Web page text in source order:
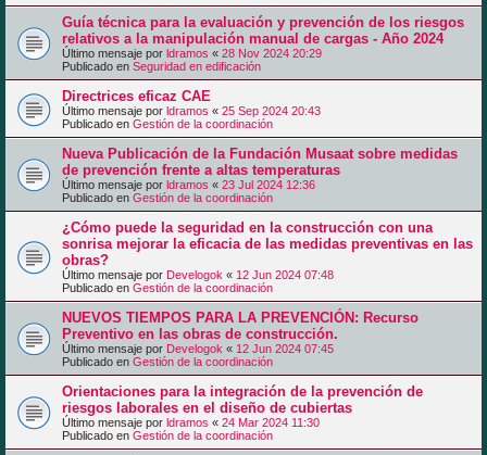
Guía técnica para la evaluación y prevención de los riesgos
relativos a la manipulación manual de cargas - Año 2024
Último mensaje por ldramos « 28 Nov 2024 20:29
Publicado en Seguridad en edificación
Directrices eficaz CAE
Último mensaje por ldramos « 25 Sep 2024 20:43
Publicado en Gestión de la coordinación
Nueva Publicación de la Fundación Musaat sobre medidas
de prevención frente a altas temperaturas
Último mensaje por ldramos « 23 Jul 2024 12:36
Publicado en Gestión de la coordinación
¿Cómo puede la seguridad en la construcción con una
sonrisa mejorar la eficacia de las medidas preventivas en las
obras?
Último mensaje por Develogok « 12 Jun 2024 07:48
Publicado en Gestión de la coordinación
NUEVOS TIEMPOS PARA LA PREVENCIÓN: Recurso
Preventivo en las obras de construcción.
Último mensaje por Develogok « 12 Jun 2024 07:45
Publicado en Gestión de la coordinación
Orientaciones para la integración de la prevención de
riesgos laborales en el diseño de cubiertas
Último mensaje por ldramos « 24 Mar 2024 11:30
Publicado en Gestión de la coordinación